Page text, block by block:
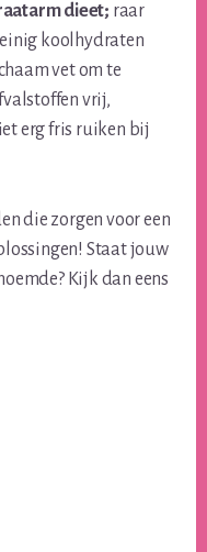
dieet; raar
koolhydraten
vet om te
vrij,
erg fris ruiken bij
die zorgen voor een
Staat jouw
Kijk dan eens